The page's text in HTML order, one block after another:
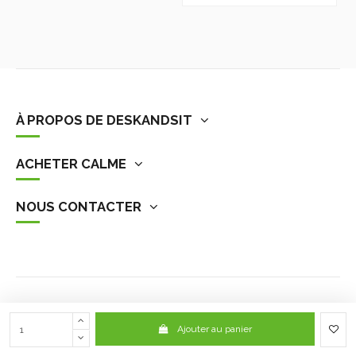
Ajouter au panier
À PROPOS DE DESKANDSIT
ACHETER CALME
NOUS CONTACTER